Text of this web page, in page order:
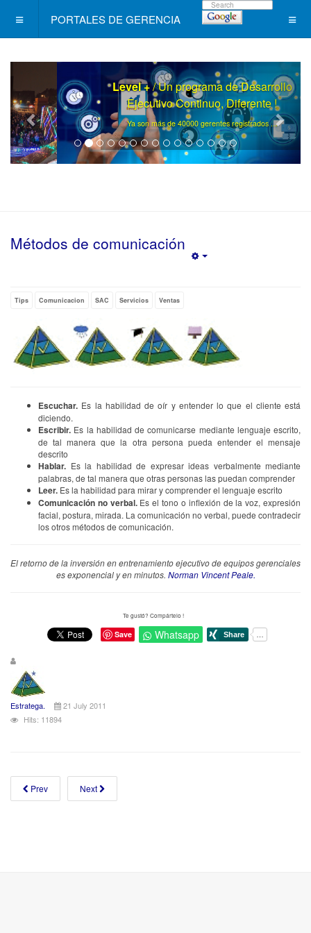
PORTALES DE GERENCIA
Level +/ Un programa de Desarrollo
Ejecutivo Continuo, Diferente !
Ya son más de 40000 gerentes registrados .. .
Métodos de comunicación
Tips Comunicacion SAC Servicios Ventas
Escuchar. Es la habilidad de oír y entender lo que el cliente está
diciendo.
Escribir. Es la habilidad de comunicarse mediante lenguaje escrito,
de tal manera que la otra persona pueda entender el mensaje
descrito
Hablar. Es la habilidad de expresar ideas verbalmente mediante
palabras, de tal manera que otras personas las puedan comprender
Leer. Es la habilidad para mirar y comprender el lenguaje escrito
Comunicación no verbal.Es el tono o inflexión de la voz, expresión
facial, postura, mirada. La comunicación no verbal, puede contradecir
los otros métodos de comunicación.
El retorno de la inversión en entrenamiento ejecutivo de equipos gerenciales
es exponencial y en minutos. Norman Vincent Peale.
Te gustó? Compártelo !
Save Whatsapp
Estratega.
21 July 2011
Hits: 11894
Prev Next